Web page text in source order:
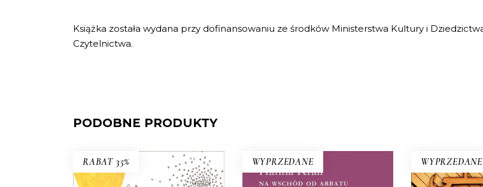
Książka została wydana przy dofinansowaniu ze środków Ministerstwa Kultury i
Czytelnictwa.
PODOBNE PRODUKTY
RABAT 35%
PODRÓŻOWANIE Z
BENIAMINEM
WYPRZEDANE WYPRZEDANE